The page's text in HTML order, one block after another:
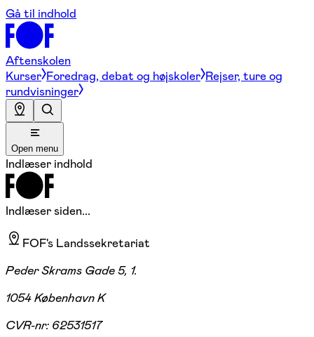
Gå til indhold
Aftenskolen
Kurser Foredrag, debat og højskoler Rejser, ture og
rundvisninger
Open menu
Indlæser indhold
Indlæser siden...
FOF's Landssekretariat
Peder Skrams Gade 5, 1.
1054 København K
CVR-nr: 62531517